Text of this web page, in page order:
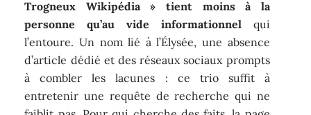
Trogneux Wikipédia » tient moins à la
personne qu’au vide informationnelqui
l’entoure. Un nom lié à l’Élysée, une absence
d’article dédié et des réseaux sociaux prompts
à combler les lacunes : ce trio suffit à
entretenir une requête de recherche qui ne